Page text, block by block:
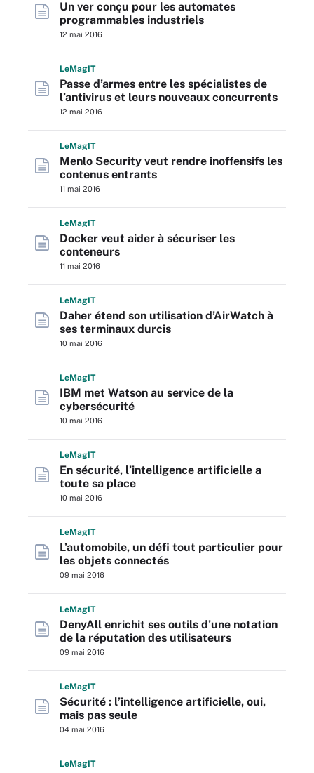
Un ver conçu pour les automates
programmables industriels
12 mai 2016
LeMagIT
Passe d’armes entre les spécialistes de
l’antivirus et leurs nouveaux concurrents
12 mai 2016
LeMagIT
Menlo Security veut rendre inoffensifs les
contenus entrants
11 mai 2016
LeMagIT
Docker veut aider à sécuriser les
conteneurs
11 mai 2016
LeMagIT
Daher étend son utilisation d’AirWatch à
ses terminaux durcis
10 mai 2016
LeMagIT
IBM met Watson au service de la
cybersécurité
10 mai 2016
LeMagIT
En sécurité, l’intelligence artificielle a
toute sa place
10 mai 2016
LeMagIT
L’automobile, un défi tout particulier pour
les objets connectés
09 mai 2016
LeMagIT
DenyAll enrichit ses outils d’une notation
de la réputation des utilisateurs
09 mai 2016
LeMagIT
Sécurité : l’intelligence artificielle, oui,
mais pas seule
04 mai 2016
LeMagIT